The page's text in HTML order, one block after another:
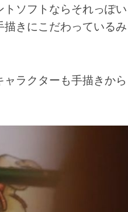
ソフトならそれっぽい
きにこだわっているみ
ラクターも手描きから